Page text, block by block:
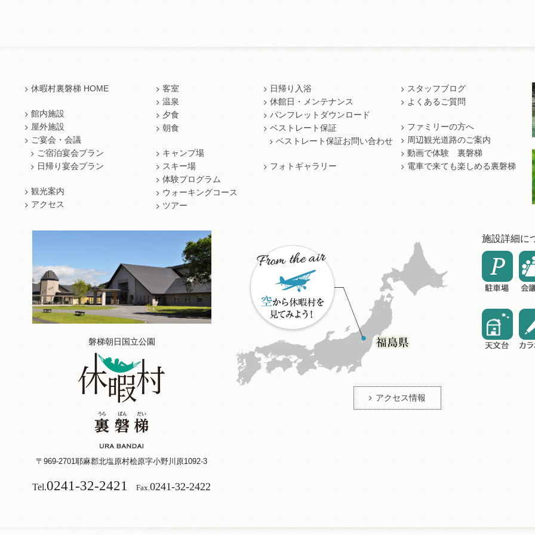
休暇村裏磐梯 HOME
館内施設
屋外施設
ご宴会・会議
ご宿泊宴会プラン
日帰り宴会プラン
観光案内
アクセス
客室
温泉
夕食
朝食
キャンプ場
スキー場
体験プログラム
ウォーキングコース
ツアー
日帰り入浴
休館日・メンテナンス
パンフレットダウンロード
ベストレート保証
ベストレート保証お問い合わせ
フォトギャラリー
スタッフブログ
よくあるご質問
ファミリーの方へ
周辺観光道路のご案内
動画で体験 裏磐梯
電車で来ても楽しめる裏磐梯
磐梯朝日国立公園
〒969-2701耶麻郡北塩原村桧原字小野川原1092-3
Tel.0241-32-2421 Fax. 0241-32-2422
アクセス情報
施設詳細に